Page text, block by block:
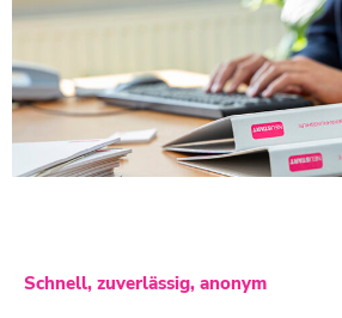
Schnell, zuverlässig, anonym